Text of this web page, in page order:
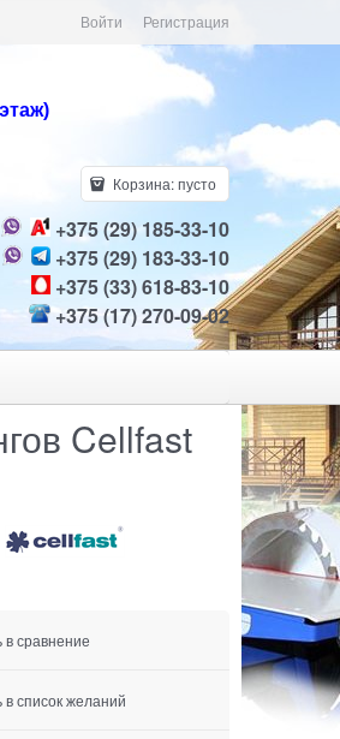
Войти
Регистрация
Корзина:пусто
+375 (29) 185-33-10
+375 (29) 183-33-10
+375 (33) 618-83-10
+375 (17) 270-09-02
Cellfast
в сравнение
в список желаний